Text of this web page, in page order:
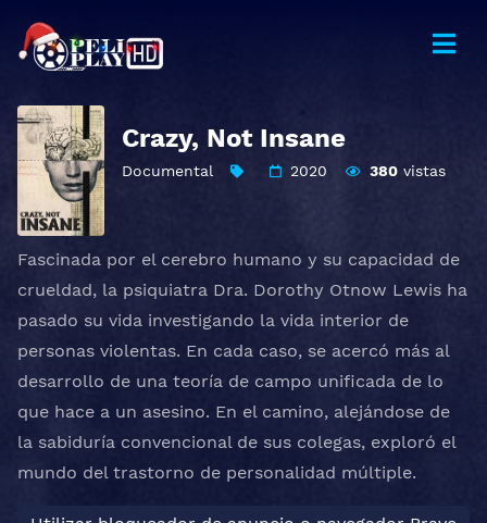
Crazy, Not Insane
Documental 2020 380vistas
Fascinada por el cerebro humano y su capacidad de
crueldad, la psiquiatra Dra. Dorothy Otnow Lewis ha
pasado su vida investigando la vida interior de
personas violentas. En cada caso, se acercó más al
desarrollo de una teoría de campo unificada de lo
que hace a un asesino. En el camino, alejándose de
la sabiduría convencional de sus colegas, exploró el
mundo del trastorno de personalidad múltiple.